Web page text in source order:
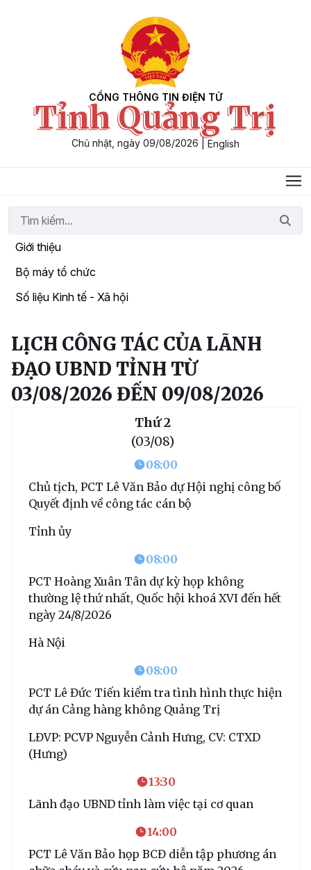
CỔNG THÔNG TIN ĐIỆN TỬ
Tỉnh Quảng Trị
Chủ nhật, ngày 09/08/2026 English
Giới thiệu
Bộ máy tổ chức
Số liệu Kinh tế - Xã hội
LỊCH CÔNG TÁC CỦA LÃNH
ĐẠO UBND TỈNH TỪ
03/08/2026 ĐẾN 09/08/2026
Thứ 2
(03/08)
08:00
Chủ tịch, PCT Lê Văn Bảo dự Hội nghị công bố
Quyết định về công tác cán bộ
Tỉnh ủy
08:00
PCT Hoàng Xuân Tân dự kỳ họp không
thường lệ thứ nhất, Quốc hội khoá XVI đến hết
ngày 24/8/2026
Hà Nội
08:00
PCT Lê Đức Tiến kiểm tra tình hình thực hiện
dự án Cảng hàng không Quảng Trị
LĐVP: PCVP Nguyễn Cảnh Hưng, CV: CTXD
(Hưng)
13:30
Lãnh đạo UBND tỉnh làm việc tại cơ quan
14:00
PCT Lê Văn Bảo họp BCĐ diễn tập phương án